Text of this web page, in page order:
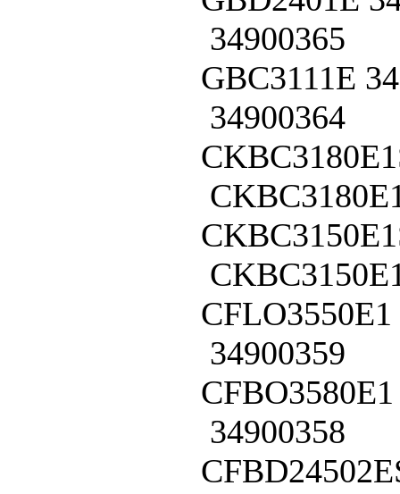
34900365
GBC3111E
34900364
CFLO3550E1
34900359
CFBO3580E1
34900358